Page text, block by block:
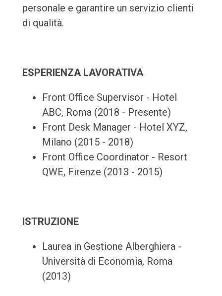
personale e garantire un servizio clienti
di qualità.
ESPERIENZA LAVORATIVA
Front Office Supervisor - Hotel
ABC, Roma (2018 - Presente)
Front Desk Manager - Hotel XYZ,
Milano (2015 - 2018)
Front Office Coordinator - Resort
QWE, Firenze (2013 - 2015)
ISTRUZIONE
Laurea in Gestione Alberghiera -
Università di Economia, Roma
(2013)